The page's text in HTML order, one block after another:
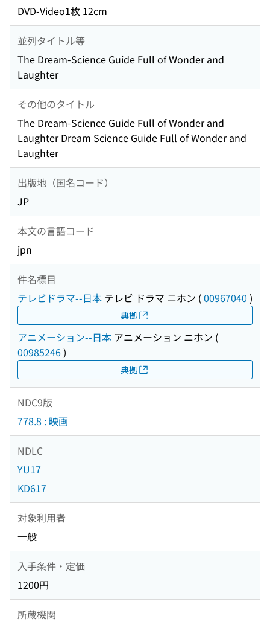
DVD-Video1枚 12cm
並列タイトル等
The Dream-Science Guide Full of Wonder and
Laughter
その他のタイトル
The Dream-Science Guide Full of Wonder and
Laughter Dream Science Guide Full of Wonder and
Laughter
出版地（国名コード）
JP
本文の言語コード
jpn
件名標目
テレビドラマ--日本 テレビ ドラマ ニホン (00967040 )
典拠
アニメーション--日本 アニメーション ニホン (
00985246)
典拠
NDC9版
778.8 : 映画
NDLC
YU17
KD617
対象利用者
一般
入手条件・定価
1200円
所蔵機関